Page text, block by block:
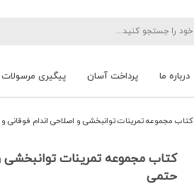
درباره ما پرداخت آسان پیگیری
کتاب مجموعه تمرینات توانبخشی و اصلاحی اندام
کتاب مجموعه تمرینات توانبخشی
حتمی